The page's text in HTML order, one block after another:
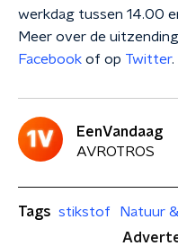
werkdag tussen 14.00
Meer over de
Facebook of op Twitter.
EenVandaag
AVROTROS
Tags stikstof
Natuur